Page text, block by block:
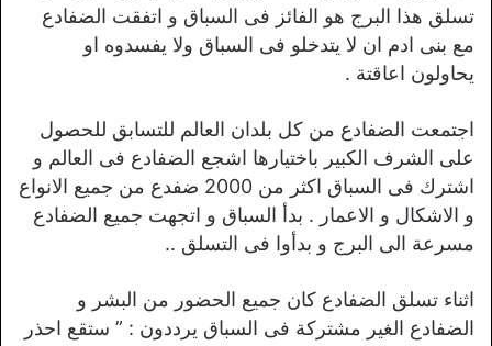
تسلق هذا البرج هو الفائز فى السباق و اتفقت الضفادع
مع بنى ادم ان لا يتدخلو فى السباق ولا يفسدوه او
يحاولون اعاقتة .
اجتمعت الضفادع من كل بلدان العالم للتسابق للحصول
على الشرف الكبير باختيارها اشجع الضفادع فى العالم و
اشترك فى السباق اكثر من 2000 ضفدع من جميع الانواع
و الاشكال و الاعمار . بدأ السباق و اتجهت جميع الضفادع
مسرعة الى البرج و بدأوا فى التسلق ..
اثناء تسلق الضفادع كان جميع الحضور من البشر و
الضفادع الغير مشتركة فى السباق يرددون : ” ستقع احذر